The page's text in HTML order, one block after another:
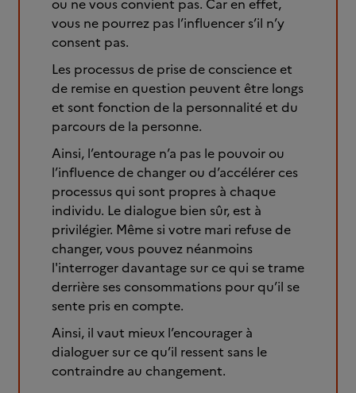
ou ne vous convient pas. Car en effet,
vous ne pourrez pas l’influencer s’il n’y
consent pas.
Les processus de prise de conscience et
de remise en question peuvent être longs
et sont fonction de la personnalité et du
parcours de la personne.
Ainsi, l’entourage n’a pas le pouvoir ou
l’influence de changer ou d’accélérer ces
processus qui sont propres à chaque
individu. Le dialogue bien sûr, est à
privilégier. Même si votre mari refuse de
changer, vous pouvez néanmoins
l'interroger davantage sur ce qui se trame
derrière ses consommations pour qu’il se
sente pris en compte.
Ainsi, il vaut mieux l’encourager à
dialoguer sur ce qu’il ressent sans le
contraindre au changement.